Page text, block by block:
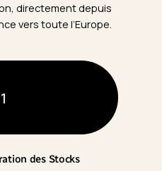
directement depuis
vers toute l’Europe.
1
des Stocks